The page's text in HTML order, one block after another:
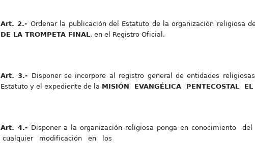
Art. 2.- Ordenar la publicación del Estatuto de la organización religiosa
DE LA TROMPETA FINAL, en el Registro Oficial.
Art. 3.- Disponer se incorpore al registro general de entidades
Estatuto y el expediente de la MISIÓN EVANGÉLICA PENTECOSTAL
Art. 4.- Disponer a la organización religiosa ponga en
cualquier modificación en los